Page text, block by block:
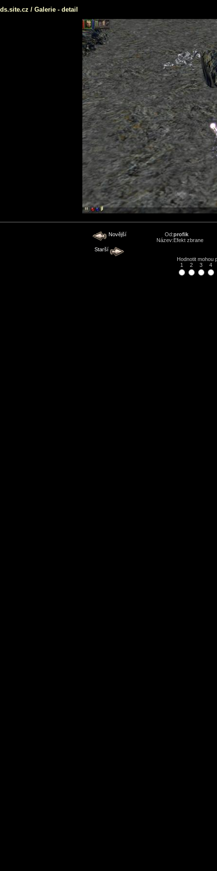
ds.site.cz / Galerie - detail
Novější
Starší
Od:profik
Název:Efekt zbrane
Hodnotit mohou
1
2 3 4